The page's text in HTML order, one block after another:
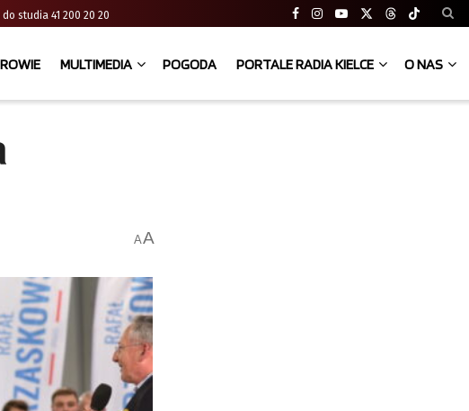
do studia 41 200 20 20
MULTIMEDIA POGODA PORTALE RADIA KIELCE O NAS
AA